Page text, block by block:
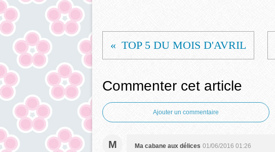
TOP 5 DU MOIS D'AVRIL
Commenter cet article
Ajouter un commentaire
M Ma cabane aux délices 01/06/2016 01:26